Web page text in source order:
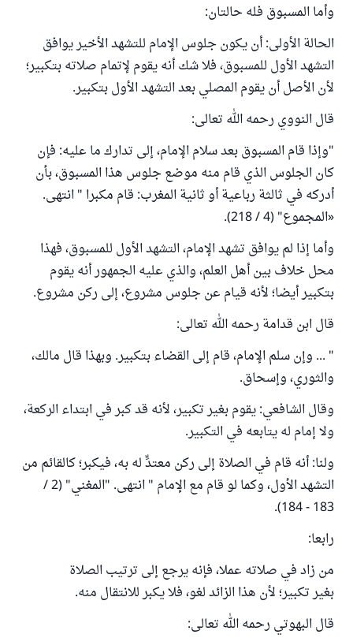
وأما المسبوق فله حالتان:
الحالة الأولى: أن يكون جلوس الإمام للتشهد الأخير يوافق
التشهد الأول للمسبوق، فلا شك أنه يقوم لإتمام صلاته بتكبير؛
لأن الأصل أن يقوم المصلي بعد التشهد الأول بتكبير.
قال النووي رحمه الله تعالى:
"وإذا قام المسبوق بعد سلام الإمام، إلى تدارك ما عليه: فإن
كان الجلوس الذي قام منه موضع جلوس هذا المسبوق، بأن
أدركه في ثالثة رباعية أو ثانية المغرب: قام مكبرا " انتهى.
«المجموع" (4 / 218).
وأما إذا لم يوافق تشهد الإمام، التشهد الأول للمسبوق، فهذا
محل خلاف بين أهل العلم، والذي عليه الجمهور أنه يقوم
بتكبير أيضا؛ لأنه قيام عن جلوس مشروع، إلى ركن مشروع.
قال ابن قدامة رحمه الله تعالى:
" ... وإن سلم الإمام، قام إلى القضاء بتكبير. وبهذا قال مالك،
والثوري، وإسحاق.
وقال الشافعي: يقوم بغير تكبير، لأنه قد كبر في ابتداء الركعة،
ولا إمام له يتابعه في التكبير.
ولنا: أنه قام في الصلاة إلى ركن معتدٍّ له به، فيكبر؛ كالقائم من
التشهد الأول، وكما لو قام مع الإمام " انتهى. "المغني" (2 /
183 - 184).
رابعا:
من زاد في صلاته عملا، فإنه يرجع إلى ترتيب الصلاة
بغير تكبير؛ لأن هذا الزائد لغو، فلا يكبر للانتقال منه.
قال البهوتي رحمه الله تعالى: